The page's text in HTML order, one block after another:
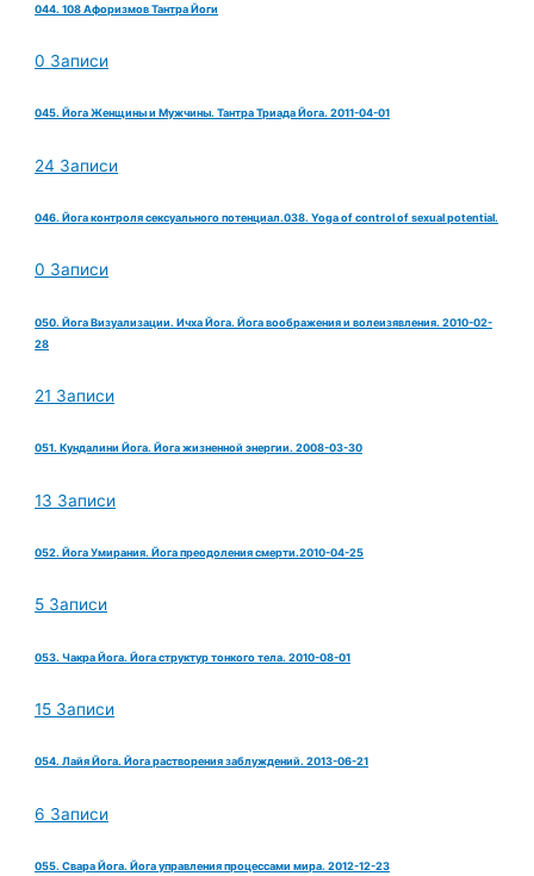
044. 108 Афоризмов Тантра Йоги
0 Записи
045. Йога Женщины и Мужчины. Тантра Триада Йога. 2011-04-01
24 Записи
046. Йога контроля сексуального потенциал.038. Yoga of control of sexual potential.
0 Записи
050. Йога Визуализации. Ичха Йога. Йога воображения и волеизявления. 2010-02-
28
21 Записи
051. Кундалини Йога. Йога жизненной энергии. 2008-03-30
13 Записи
052. Йога Умирания. Йога преодоления смерти.2010-04-25
5 Записи
053. Чакра Йога. Йога структур тонкого тела. 2010-08-01
15 Записи
054. Лайя Йога. Йога растворения заблуждений. 2013-06-21
6 Записи
055. Свара Йога. Йога управления процессами мира. 2012-12-23